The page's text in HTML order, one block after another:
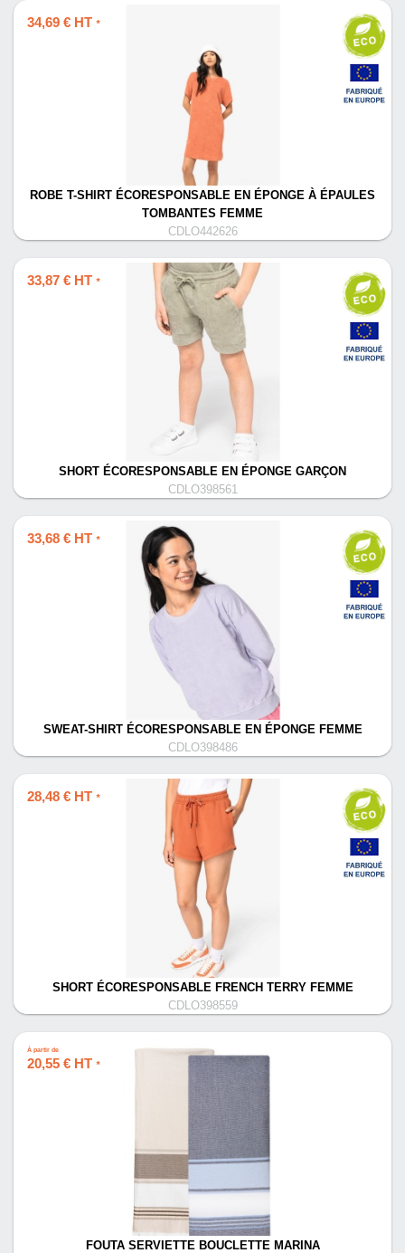
34,69 € HT *
ROBE T-SHIRT ÉCORESPONSABLE EN ÉPONGE À ÉPAULES
TOMBANTES FEMME
CDLO442626
33,87 € HT *
SHORT ÉCORESPONSABLE EN ÉPONGE GARÇON
CDLO398561
33,68 € HT *
SWEAT-SHIRT ÉCORESPONSABLE EN ÉPONGE FEMME
CDLO398486
28,48 € HT *
SHORT ÉCORESPONSABLE FRENCH TERRY FEMME
CDLO398559
À partir de
20,55 € HT *
FOUTA SERVIETTE BOUCLETTE MARINA